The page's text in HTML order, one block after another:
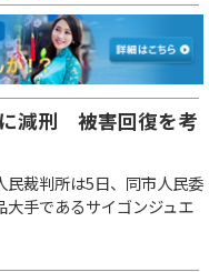
減刑 被害回復を考
裁判所は5日、同市人民委
大手であるサイゴンジュエ